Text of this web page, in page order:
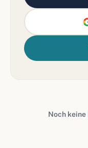
Noch